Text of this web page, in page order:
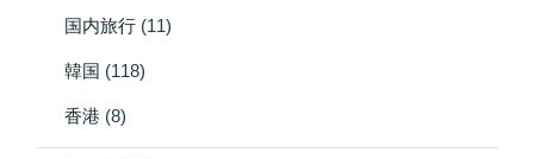
国内旅行 (11)
韓国 (118)
香港 (8)